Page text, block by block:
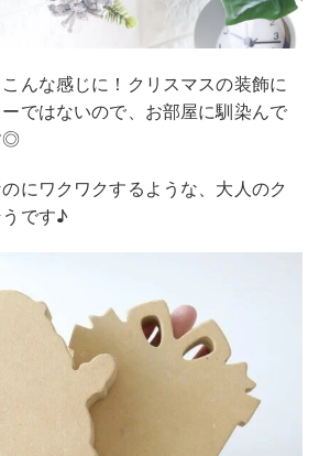
んな感じに！クリスマスの装飾に
ではないので、お部屋に馴染んで
◎
にワクワクするような、大人のク
です♪